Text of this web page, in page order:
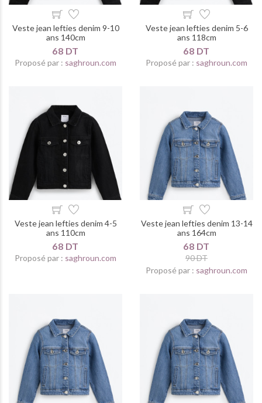
Veste jean lefties denim 9-10
ans 140cm
68 DT
Proposé par : saghroun.com
Veste jean lefties denim 5-6
ans 118cm
68 DT
Proposé par : saghroun.com
Veste jean lefties denim 4-5
ans 110cm
68 DT
Proposé par : saghroun.com
Veste jean lefties denim 13-14
ans 164cm
68 DT
90 DT
Proposé par : saghroun.com